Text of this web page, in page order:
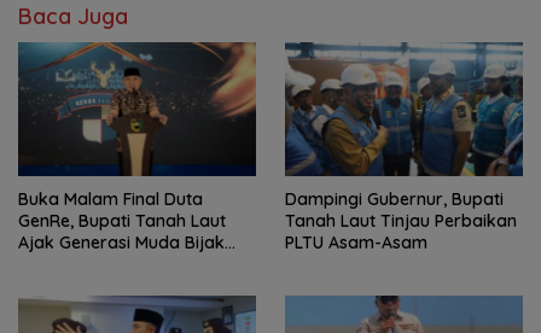
Baca Juga
Buka Malam Final Duta
GenRe, Bupati Tanah Laut
Ajak Generasi Muda Bijak
Dampingi Gubernur, Bupati
Tanah Laut Tinjau Perbaikan
PLTU Asam-Asam